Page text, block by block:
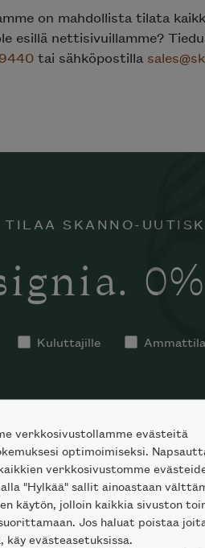
on mahdollista tilata
esillä nettisivuillamme?
9440 tai sähköpostilla
TILAA SKANNO-
Kuluttajille
verkkosivustollamme evästeitä
optimoimiseksi.
verkkosivustomme
"Hylkää" sallit ainoastaan
käytön, jolloin kaikkia sivuston
Jos haluat poistaa
käy evästeasetuksissa.